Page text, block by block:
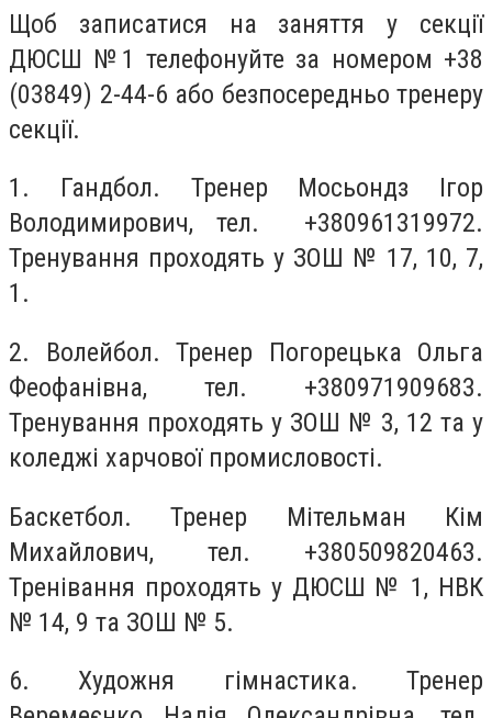
Щоб записатися на заняття у секції
ДЮСШ №1 телефонуйте за номером +38
(03849) 2-44-6 або безпосередньо тренеру
секції.
1. Гандбол. Тренер Мосьондз Ігор
Володимирович, тел. +380961319972.
Тренування проходять у ЗОШ № 17, 10, 7,
1.
2. Волейбол. Тренер Погорецька Ольга
Феофанівна, тел. +380971909683.
Тренування проходять у ЗОШ № 3, 12 та у
коледжі харчової промисловості.
Баскетбол. Тренер Мітельман Кім
Михайлович, тел. +380509820463.
Тренівання проходять у ДЮСШ № 1, НВК
№ 14, 9 та ЗОШ № 5.
6. Художня гімнастика. Тренер